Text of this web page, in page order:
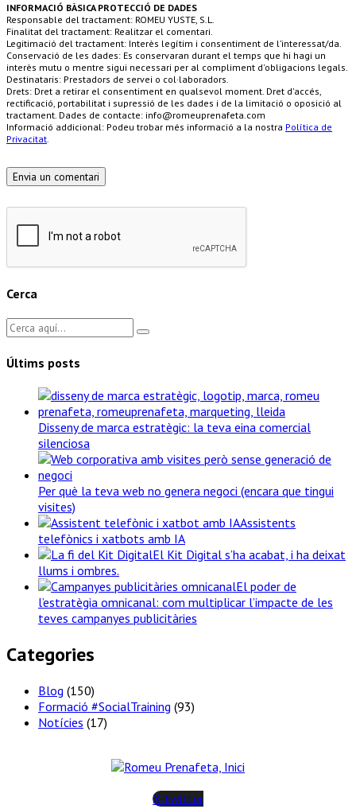
INFORMACIÓ BÀSICA PROTECCIÓ DE DADES
Responsable del tractament: ROMEU YUSTE, S.L.
Finalitat del tractament: Realitzar el comentari.
Legitimació del tractament: Interès legítim i consentiment de l’interessat/da.
Conservació de les dades: Es conservaran durant el temps que hi hagi un
interès mutu o mentre sigui necessari per al compliment d'obligacions legals.
Destinataris: Prestadors de servei o col·laboradors.
Drets: Dret a retirar el consentiment en qualsevol moment. Dret d'accés,
rectificació, portabilitat i supressió de les dades i de la limitació o oposició al
tractament. Dades de contacte: info@romeuprenafeta.com
Informació addicional: Podeu trobar més informació a la nostra Política de
Privacitat
Cerca
Últims posts
Disseny de marca estratègic: la teva eina comercial
silenciosa
Per què la teva web no genera negoci (encara que tingui
visites)
Assistents
telefònics i xatbots amb IA
El Kit Digital s’ha acabat, i ha deixat
llums i ombres.
El poder de
l’estratègia omnicanal: com multiplicar l’impacte de les
teves campanyes publicitàries
Categories
Blog (150)
Formació #SocialTraining (93)
Notícies (17)
X-twitter